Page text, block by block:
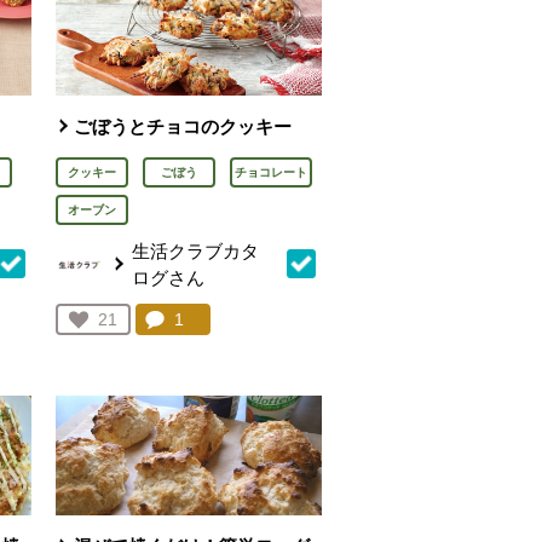
ごぼうとチョコのクッキー
クッキー ごぼう チョコレート
オーブン
生活クラブカタ
ログさん
お気に入り登録：
21
人が登録
コメント：
1